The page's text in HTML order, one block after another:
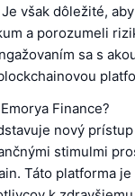
však dôležité,
a porozumeli
sa s
Finance?
nový
stimulmi
Táto platforma je